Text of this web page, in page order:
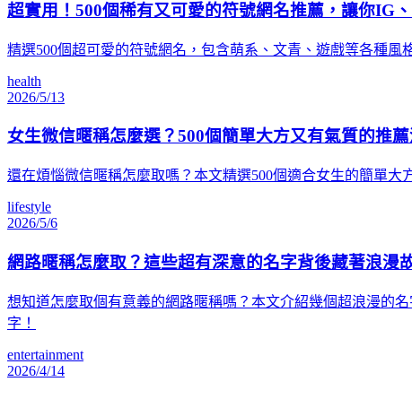
超實用！500個稀有又可愛的符號網名推薦，讓你IG
精選500個超可愛的符號網名，包含萌系、文青、遊戲等各種
health
2026/5/13
女生微信暱稱怎麼選？500個簡單大方又有氣質的推
還在煩惱微信暱稱怎麼取嗎？本文精選500個適合女生的簡單
lifestyle
2026/5/6
網路暱稱怎麼取？這些超有深意的名字背後藏著浪漫
想知道怎麼取個有意義的網路暱稱嗎？本文介紹幾個超浪漫的
字！
entertainment
2026/4/14